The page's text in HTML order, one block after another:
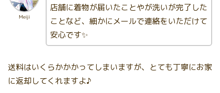
Meiji
店舗に着物が届いたことやが洗いが完了した
ことなど、細かにメールで連絡をいただけて
安心です✨
送料はいくらかかかってしまいますが、とても丁寧にお家
に返却してくれますよ♪